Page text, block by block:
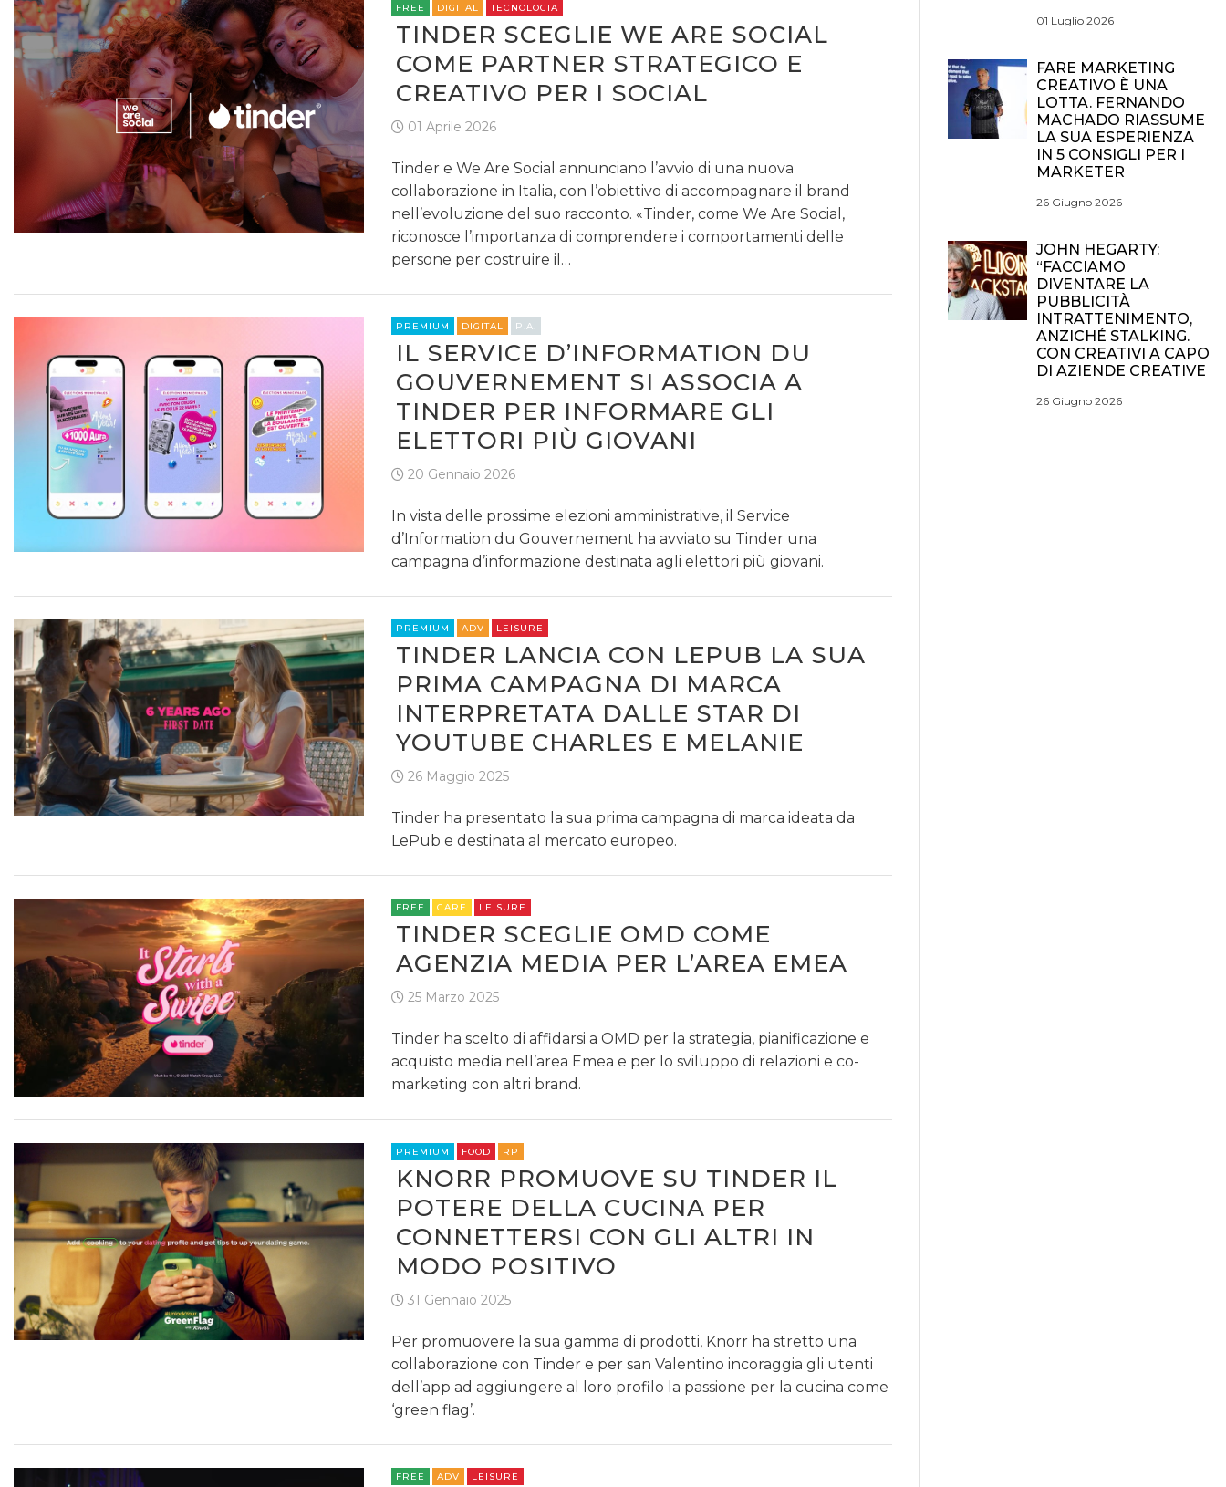
FREE DIGITAL TECNOLOGIA
TINDER SCEGLIE WE ARE SOCIAL
COME PARTNER STRATEGICO E
CREATIVO PER I SOCIAL
01 Aprile 2026
Tinder e We Are Social annunciano l’avvio di una nuova
collaborazione in Italia, con l’obiettivo di accompagnare il brand
nell’evoluzione del suo racconto. «Tinder, come We Are Social,
riconosce l’importanza di comprendere i comportamenti delle
persone per costruire il…
PREMIUM DIGITAL P.A.
IL SERVICE D’INFORMATION DU
GOUVERNEMENT SI ASSOCIA A
TINDER PER INFORMARE GLI
ELETTORI PIÙ GIOVANI
20 Gennaio 2026
In vista delle prossime elezioni amministrative, il Service
d’Information du Gouvernement ha avviato su Tinder una
campagna d’informazione destinata agli elettori più giovani.
PREMIUM ADV LEISURE
TINDER LANCIA CON LEPUB LA SUA
PRIMA CAMPAGNA DI MARCA
INTERPRETATA DALLE STAR DI
YOUTUBE CHARLES E MELANIE
26 Maggio 2025
Tinder ha presentato la sua prima campagna di marca ideata da
LePub e destinata al mercato europeo.
FREE GARE LEISURE
TINDER SCEGLIE OMD COME
AGENZIA MEDIA PER L’AREA EMEA
25 Marzo 2025
Tinder ha scelto di affidarsi a OMD per la strategia, pianificazione e
acquisto media nell’area Emea e per lo sviluppo di relazioni e co-
marketing con altri brand.
PREMIUM FOOD RP
KNORR PROMUOVE SU TINDER IL
POTERE DELLA CUCINA PER
CONNETTERSI CON GLI ALTRI IN
MODO POSITIVO
31 Gennaio 2025
Per promuovere la sua gamma di prodotti, Knorr ha stretto una
collaborazione con Tinder e per san Valentino incoraggia gli utenti
dell’app ad aggiungere al loro profilo la passione per la cucina come
‘green flag’.
FREE ADV LEISURE
01 Luglio 2026
FARE MARKETING
CREATIVO È UNA
LOTTA. FERNANDO
MACHADO RIASSUME
LA SUA ESPERIENZA
IN 5 CONSIGLI PER I
MARKETER
26 Giugno 2026
JOHN HEGARTY:
“FACCIAMO
DIVENTARE LA
PUBBLICITÀ
INTRATTENIMENTO,
ANZICHÉ STALKING.
CON CREATIVI A CAPO
DI AZIENDE CREATIVE
26 Giugno 2026